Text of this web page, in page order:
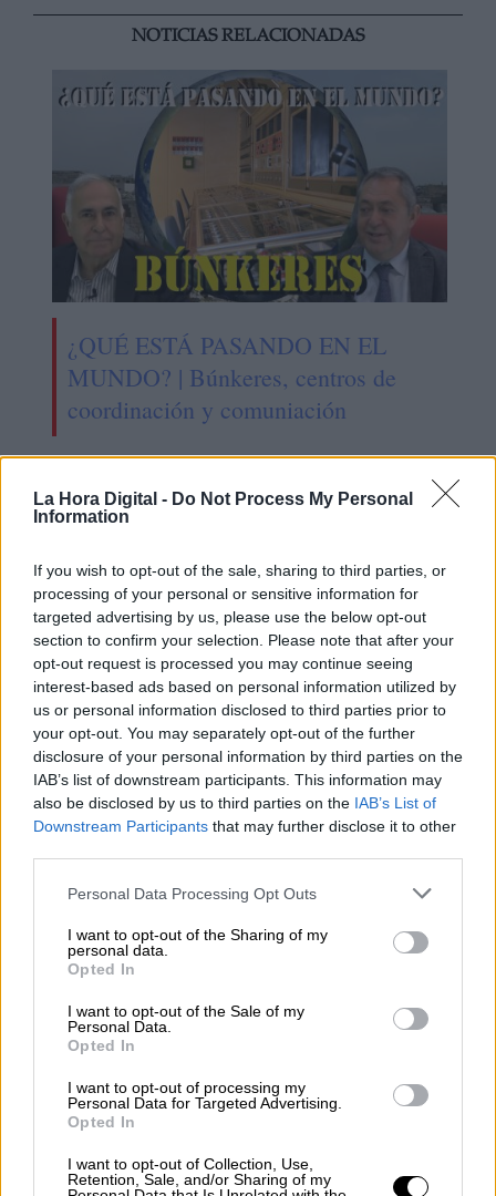
La Hora Digital - Do Not Process My Personal
Information
If you wish to opt-out of the sale, sharing to third parties, or
processing of your personal or sensitive information for
targeted advertising by us, please use the below opt-out
section to confirm your selection. Please note that after your
opt-out request is processed you may continue seeing
interest-based ads based on personal information utilized by
us or personal information disclosed to third parties prior to
your opt-out. You may separately opt-out of the further
disclosure of your personal information by third parties on the
IAB’s list of downstream participants. This information may
also be disclosed by us to third parties on the IAB’s List of
Downstream Participants that may further disclose it to other
Personal Data Processing Opt Outs
I want to opt-out of the Sharing of my
personal data.
Opted In
I want to opt-out of the Sale of my
Personal Data.
Opted In
I want to opt-out of processing my
Personal Data for Targeted Advertising.
Opted In
I want to opt-out of Collection, Use,
Retention, Sale, and/or Sharing of my
NOTICIAS RELACIONADAS
¿QUÉ ESTÁ PASANDO EN EL
MUNDO? | Búnkeres, centros de
coordinación y comuniación
Luz verde a la reforma penal que
castiga con prisión pequeños hurtos
de delincuentes recidentes
El Congreso aprueba la tramitación
de la ley para abolir el proxenetismo